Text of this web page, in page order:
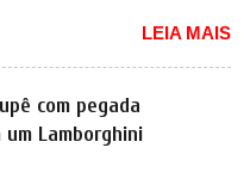
Logus que chegava
atraso. A invasão de 1994
alemães,
que chegaram
em nosso mercado. Os
as primeiras mudanças
de hatch com SUV que é
chinês desde o
Agora, o modelo passará
visual e também
na Europa como 02
LEIA MAIS
com pegada
Lamborghini